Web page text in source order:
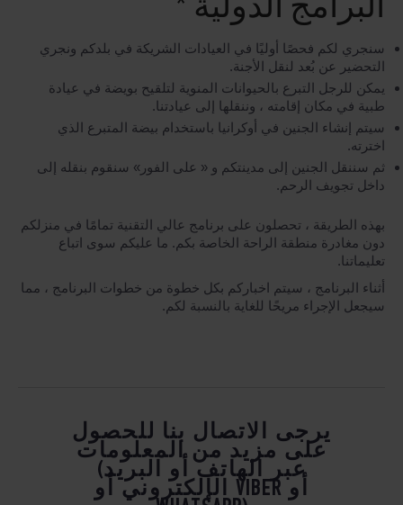
البرامج الدولية *
سنجري لكم فحصًا أوليًا في العيادات الشريكة في بلدكم ونجري
التحضير عن بُعد لنقل الأجنة.
يمكن للرجل التبرع بالحيوانات المنوية لتلقيح بويضة في عيادة
طبية في مكان إقامته ، وننقلها إلى عيادتنا.
سيتم إنشاء الجنين في أوكرانيا باستخدام بيضة المتبرع الذي
اخترته.
ثم سننقل الجنين إلى مدينتكم و « على الفور» سنقوم بنقله إلى
داخل تجويف الرحم.
بهذه الطريقة ، تحصلون على برنامج عالي التقنية تمامًا في منزلكم
دون مغادرة منطقة الراحة الخاصة بكم. ما عليكم سوى اتباع
تعليماتنا.
أثناء البرنامج ، سيتم اخباركم بكل خطوة من خطوات البرنامج ، مما
سيجعل الإجراء مريحًا للغاية بالنسبة لكم.
يرجى الاتصال بنا للحصول
على مزيد من المعلومات
(عبر الهاتف أو البريد
الإلكتروني أو VIBER أو